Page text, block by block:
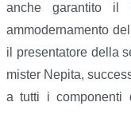
anche garantito il
ammodernamento
il presentatore della
mister Nepita,
a tutti i componenti